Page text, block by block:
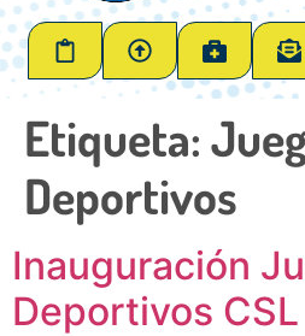
Etiqueta:
Deportivos
Inauguración
Deportivos